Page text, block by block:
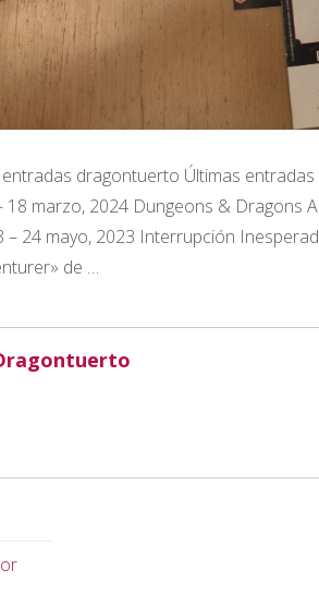
dragontuerto Últimas
18 marzo, 2024 Dungeons & Dragons
– 24 mayo, 2023 Interrupción
de …